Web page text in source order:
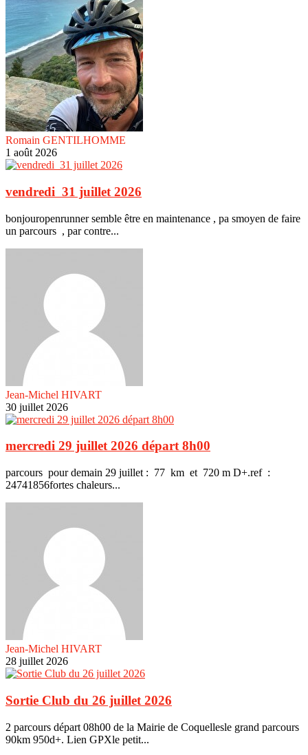
Romain GENTILHOMME
1 août 2026
vendredi 31 juillet 2026
bonjouropenrunner semble être en maintenance , pa smoyen de faire
un parcours , par contre...
Jean-Michel HIVART
30 juillet 2026
mercredi 29 juillet 2026 départ 8h00
parcours pour demain 29 juillet : 77 km et 720 m D+.ref :
24741856fortes chaleurs...
Jean-Michel HIVART
28 juillet 2026
Sortie Club du 26 juillet 2026
2 parcours départ 08h00 de la Mairie de Coquellesle grand parcours
90km 950d+. Lien GPXle petit...